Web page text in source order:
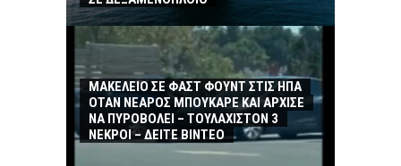
ΜΑΚΕΛΕΙΟ ΣΕ ΦΑΣΤ ΦΟΥΝΤ ΣΤΙΣ ΗΠΑ
ΟΤΑΝ ΝΕΑΡΟΣ ΜΠΟΥΚΑΡΕ ΚΑΙ ΑΡΧΙΣΕ
ΝΑ ΠΥΡΟΒΟΛΕΙ – ΤΟΥΛΑΧΙΣΤΟΝ 3
ΝΕΚΡΟΙ – ΔΕΙΤΕ ΒΙΝΤΕΟ